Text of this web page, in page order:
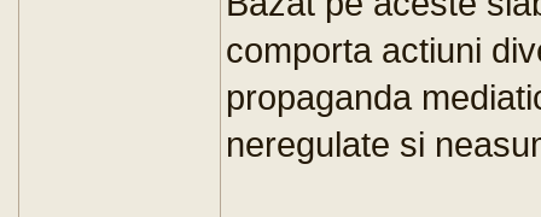
comporta actiuni
propaganda
neregulate si